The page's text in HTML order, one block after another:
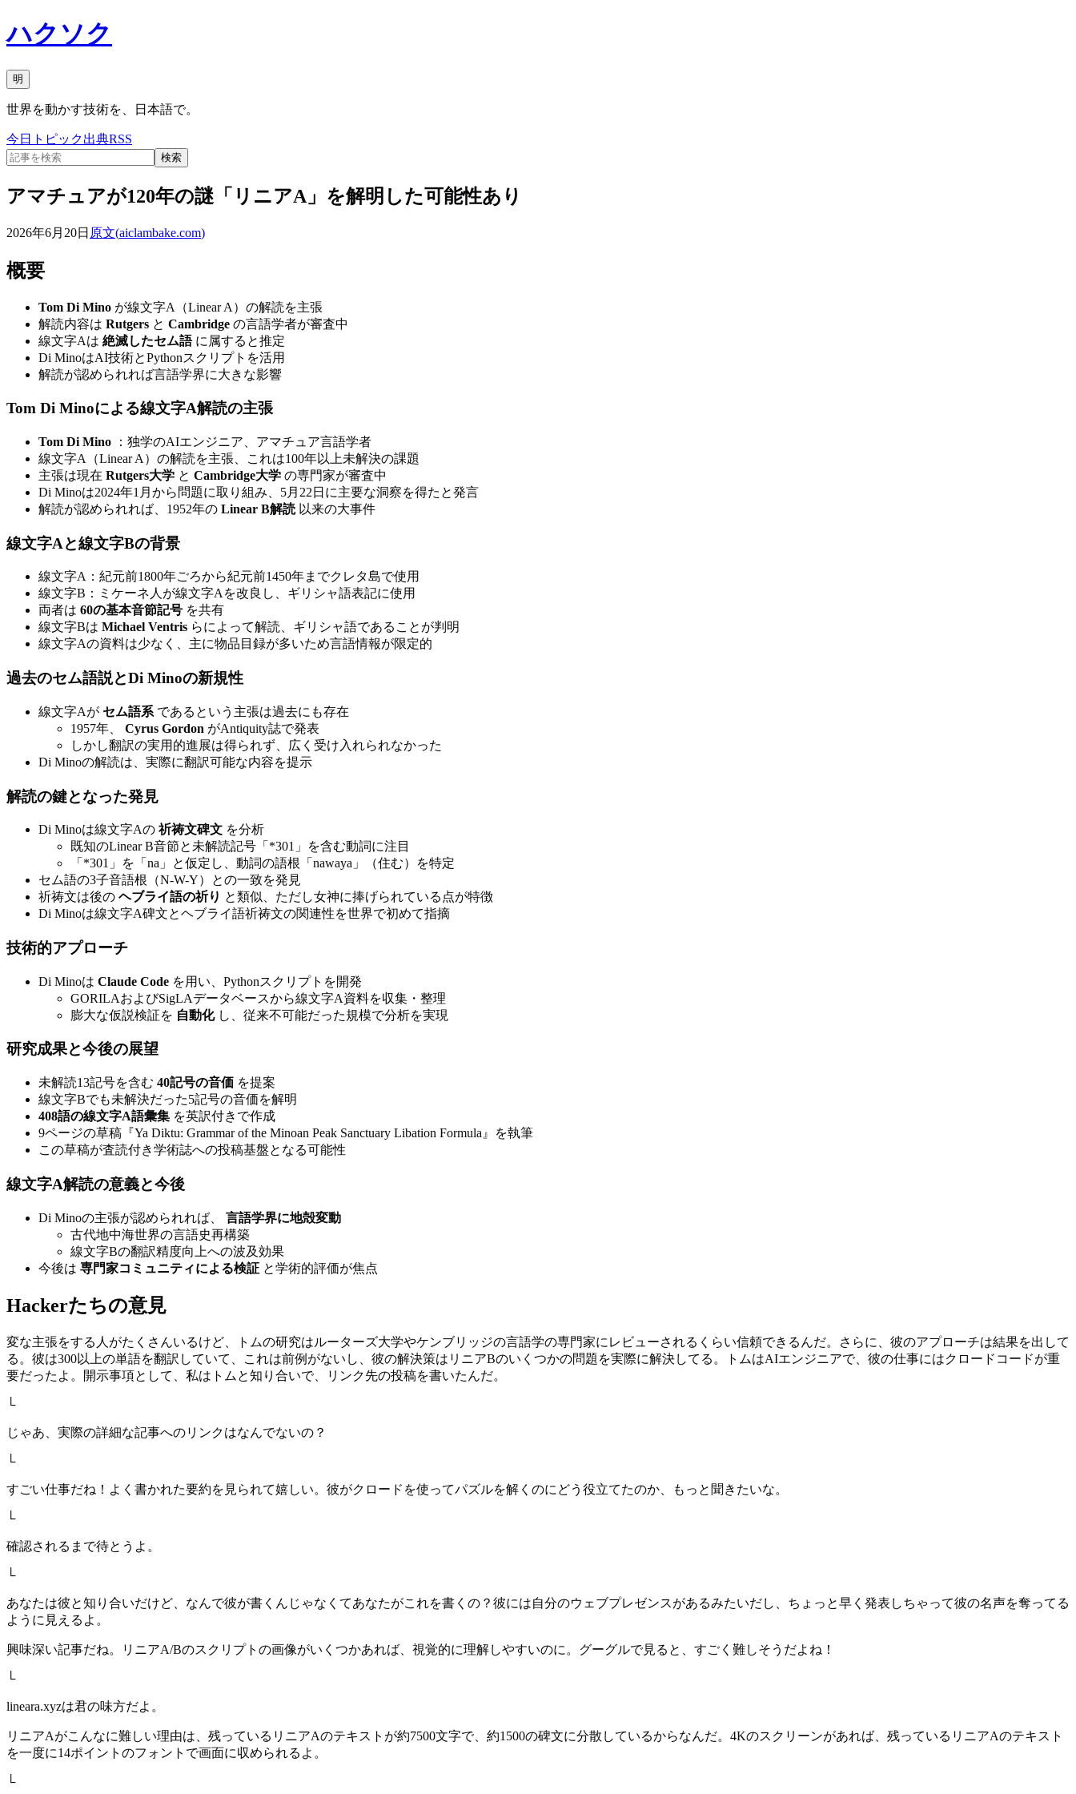
ハクソク
明
世界を動かす技術を、日本語で。
今日 トピック出典RSS
検索
アマチュアが120年の謎「リニアA」を解明した可能性あり
2026年6月20日 原文(aiclambake.com)
概要
Tom Di Mino が線文字A（Linear A）の解読を主張
解読内容は Rutgers と Cambridge の言語学者が審査中
線文字Aは 絶滅したセム語に属すると推定
Di MinoはAI技術とPythonスクリプトを活用
解読が認められれば言語学界に大きな影響
Tom Di Minoによる線文字A解読の主張
Tom Di Mino ：独学のAIエンジニア、アマチュア言語学者
線文字A（Linear A）の解読を主張、これは100年以上未解決の課題
主張は現在 Rutgers大学 と Cambridge大学 の専門家が審査中
Di Minoは2024年1月から問題に取り組み、5月22日に主要な洞察を得たと発言
解読が認められれば、1952年の Linear B解読以来の大事件
線文字Aと線文字Bの背景
線文字A：紀元前1800年ごろから紀元前1450年までクレタ島で使用
線文字B：ミケーネ人が線文字Aを改良し、ギリシャ語表記に使用
両者は 60の基本音節記号 を共有
線文字Bは Michael Ventris らによって解読、ギリシャ語であることが判明
線文字Aの資料は少なく、主に物品目録が多いため言語情報が限定的
過去のセム語説とDi Minoの新規性
線文字Aが セム語系 であるという主張は過去にも存在
1957年、 Cyrus Gordon がAntiquity誌で発表
しかし翻訳の実用的進展は得られず、広く受け入れられなかった
Di Minoの解読は、実際に翻訳可能な内容を提示
解読の鍵となった発見
Di Minoは線文字Aの 祈祷文碑文 を分析
既知のLinear B音節と未解読記号「*301」を含む動詞に注目
「*301」を「na」と仮定し、動詞の語根「nawaya」（住む）を特定
セム語の3子音語根（N-W-Y）との一致を発見
祈祷文は後の ヘブライ語の祈り と類似、ただし女神に捧げられている点が特徴
Di Minoは線文字A碑文とヘブライ語祈祷文の関連性を世界で初めて指摘
技術的アプローチ
Di Minoは Claude Code を用い、Pythonスクリプトを開発
GORILAおよびSigLAデータベースから線文字A資料を収集・整理
膨大な仮説検証を 自動化し、従来不可能だった規模で分析を実現
研究成果と今後の展望
未解読13記号を含む 40記号の音価 を提案
線文字Bでも未解決だった5記号の音価を解明
408語の線文字A語彙集 を英訳付きで作成
9ページの草稿『Ya Diktu: Grammar of the Minoan Peak Sanctuary Libation Formula』を執筆
この草稿が査読付き学術誌への投稿基盤となる可能性
線文字A解読の意義と今後
Di Minoの主張が認められれば、 言語学界に地殻変動
古代地中海世界の言語史再構築
線文字Bの翻訳精度向上への波及効果
今後は 専門家コミュニティによる検証 と学術的評価が焦点
Hackerたちの意見
変な主張をする人がたくさんいるけど、トムの研究はルーターズ大学やケンブリッジの言語学の専門家にレビューされるくらい信頼できるんだ。さらに、彼のアプローチは結果を出して
る。彼は300以上の単語を翻訳していて、これは前例がないし、彼の解決策はリニアBのいくつかの問題を実際に解決してる。トムはAIエンジニアで、彼の仕事にはクロードコードが重
要だったよ。開示事項として、私はトムと知り合いで、リンク先の投稿を書いたんだ。
└
じゃあ、実際の詳細な記事へのリンクはなんでないの？
└
すごい仕事だね！よく書かれた要約を見られて嬉しい。彼がクロードを使ってパズルを解くのにどう役立てたのか、もっと聞きたいな。
└
確認されるまで待とうよ。
└
あなたは彼と知り合いだけど、なんで彼が書くんじゃなくてあなたがこれを書くの？彼には自分のウェブプレゼンスがあるみたいだし、ちょっと早く発表しちゃって彼の名声を奪ってる
ように見えるよ。
興味深い記事だね。リニアA/Bのスクリプトの画像がいくつかあれば、視覚的に理解しやすいのに。グーグルで見ると、すごく難しそうだよね！
└
lineara.xyzは君の味方だよ。
リニアAがこんなに難しい理由は、残っているリニアAのテキストが約7500文字で、約1500の碑文に分散しているからなんだ。4Kのスクリーンがあれば、残っているリニアAのテキスト
を一度に14ポイントのフォントで画面に収められるよ。
└